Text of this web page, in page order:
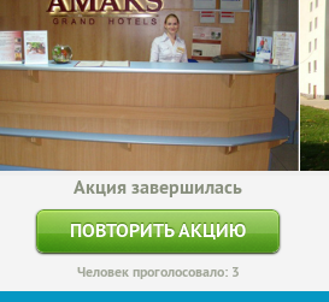
Акция завершилась
ПОВТОРИТЬ АКЦИЮ
Человек проголосовало: 3